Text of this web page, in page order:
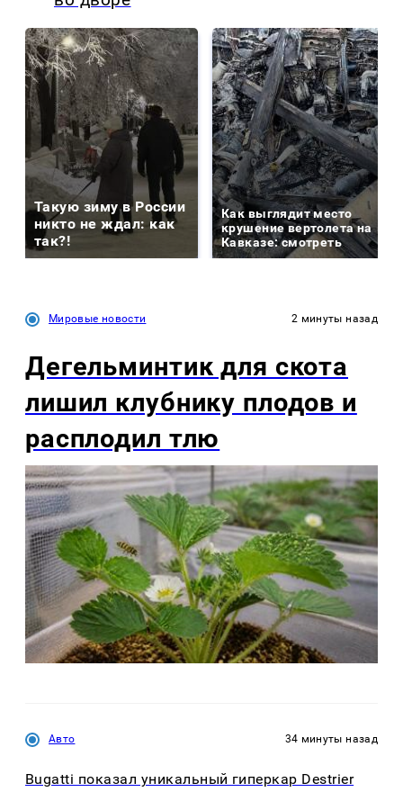
Такую зиму в России
никто не ждал: как
так?!
Как выглядит место
крушение вертолета на
Кавказе: смотреть
Мировые новости 2 минуты назад
Дегельминтик для скота
лишил клубнику плодов и
расплодил тлю
Авто 34 минуты назад
Bugatti показал уникальный гиперкар Destrier